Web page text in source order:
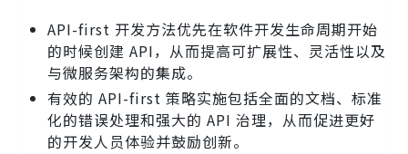
API-first 开发方法优先在软件开发生命周期开始
的时候创建 API，从而提高可扩展性、灵活性以及
与微服务架构的集成。
有效的 API-first 策略实施包括全面的文档、标准
化的错误处理和强大的 API 治理，从而促进更好
的开发人员体验并鼓励创新。